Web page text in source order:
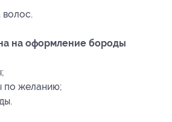
на оформление бороды
по желанию;